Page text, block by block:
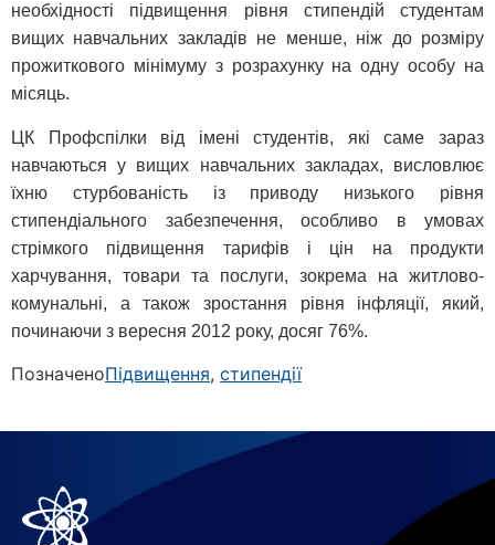
необхідності підвищення рівня стипендій студентам
вищих навчальних закладів не менше, ніж до розміру
прожиткового мінімуму з розрахунку на одну особу на
місяць.
ЦК Профспілки від імені студентів, які саме зараз
навчаються у вищих навчальних закладах, висловлює
їхню стурбованість із приводу низького рівня
стипендіального забезпечення, особливо в умовах
стрімкого підвищення тарифів і цін на продукти
харчування, товари та послуги, зокрема на житлово-
комунальні, а також зростання рівня інфляції, який,
починаючи з вересня 2012 року, досяг 76%.
ПозначеноПідвищення, стипендії